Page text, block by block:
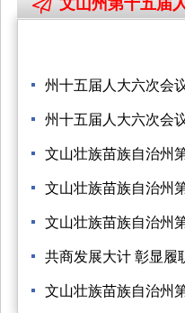
州十五届人大六次会
州十五届人大六次会
举行
文山壮族苗族自治州
会第六次会议公告
文山壮族苗族自治州
会第六次会议公告
文山壮族苗族自治州
会第六次会议公告
共商发展大计 彰显履
文山壮族苗族自治州